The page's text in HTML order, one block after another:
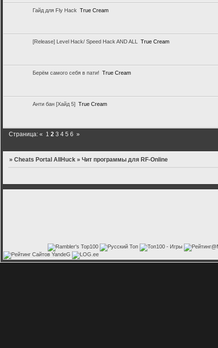
Гайд для Fly Hack True Cream
[Release] Level Hack/ Speed Hack AND ALL True Cream
Берём самого себя в пати! True Cream
Анти бан [Хайд 5] True Cream
Страница:« 1 2 3 4 5 6 »
»Cheats Portal AllHuck »Чит программы для RF-Online